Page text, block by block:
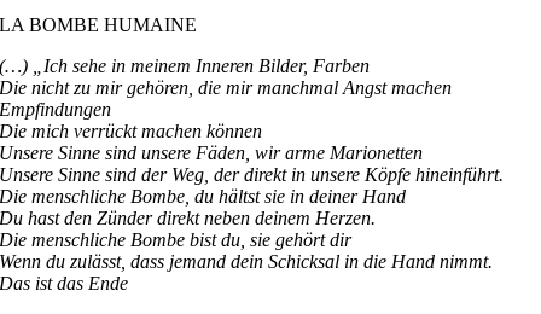
LA BOMBE HUMAINE
(…) „Ich sehe in meinem Inneren Bilder, Farben
Die nicht zu mir gehören, die mir manchmal Angst machen
Empfindungen
Die mich verrückt machen können
Unsere Sinne sind unsere Fäden, wir arme Marionetten
Unsere Sinne sind der Weg, der direkt in unsere Köpfe hineinführt.
Die menschliche Bombe, du hältst sie in deiner Hand
Du hast den Zünder direkt neben deinem Herzen.
Die menschliche Bombe bist du, sie gehört dir
Wenn du zulässt, dass jemand dein Schicksal in die Hand nimmt.
Das ist das Ende